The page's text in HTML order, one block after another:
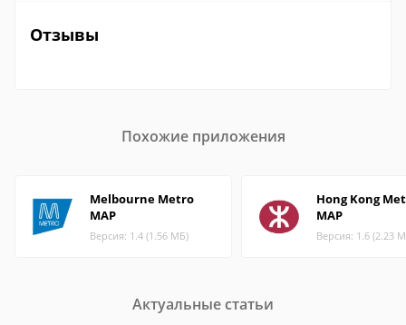
Отзывы
Похожие приложения
Melbourne Metro
MAP
Версия: 1.4 (1.56 МБ)
Hong Kong
MAP
Версия: 1.6 (2.23
Актуальные статьи